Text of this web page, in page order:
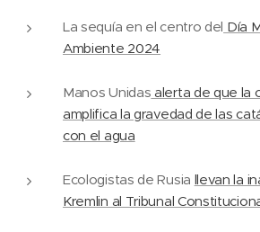
La sequía en el centro del Día
Ambiente 2024
Manos Unidas alerta de que la
amplifica la gravedad de las
con el agua
Ecologistas de Rusia llevan la
Kremlin al Tribunal